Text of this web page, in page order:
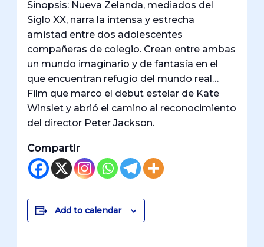
Sinopsis: Nueva Zelanda, mediados del
Siglo XX, narra la intensa y estrecha
amistad entre dos adolescentes
compañeras de colegio. Crean entre ambas
un mundo imaginario y de fantasía en el
que encuentran refugio del mundo real…
Film que marco el debut estelar de Kate
Winslet y abrió el camino al reconocimiento
del director Peter Jackson.
Compartir
Add to calendar